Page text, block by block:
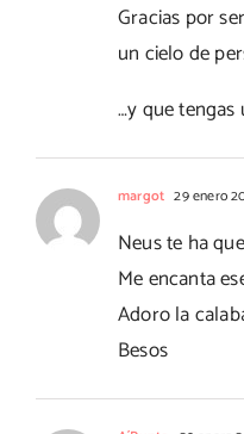
Gracias por
un cielo de
…y que tengas
margot 29 enero
Neus te ha
Me encanta
Adoro la
Besos